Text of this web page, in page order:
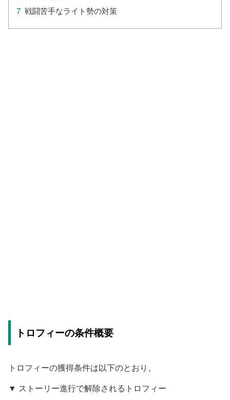
戦闘苦手なライト勢の対策
トロフィーの条件概要
トロフィーの獲得条件は以下のとおり。
▼ ストーリー進行で解除されるトロフィー